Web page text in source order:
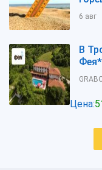
6 авг
В
Цена: